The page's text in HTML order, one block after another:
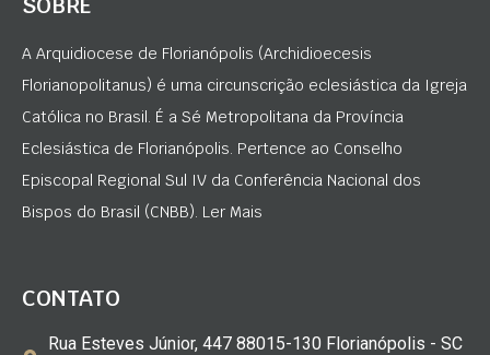
A Arquidiocese de Florianópolis (Archidioecesis
Florianopolitanus) é uma circunscrição eclesiástica da Igreja
Católica no Brasil. É a Sé Metropolitana da Província
Eclesiástica de Florianópolis. Pertence ao Conselho
Episcopal Regional Sul IV da Conferência Nacional dos
Bispos do Brasil (CNBB). Ler Mais
CONTATO
Rua Esteves Júnior, 447 88015-130 Florianópolis - SC